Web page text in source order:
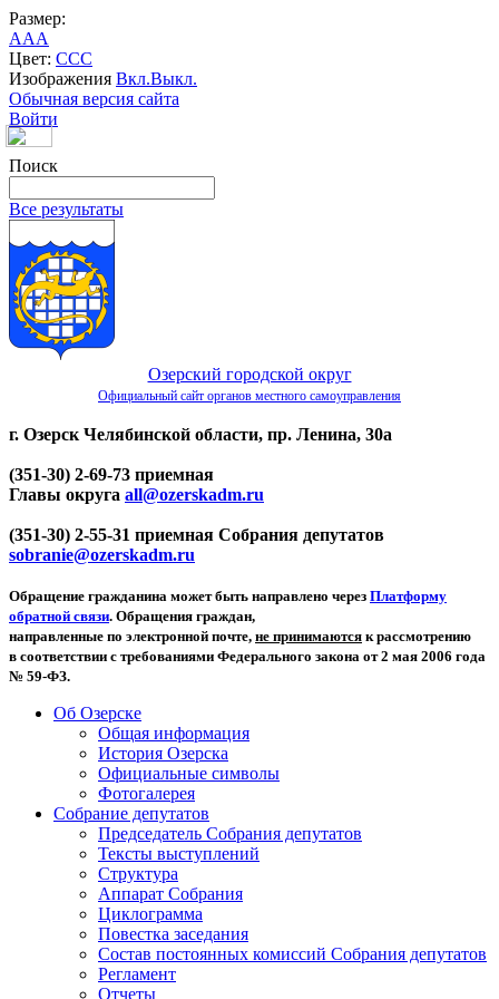
Размер:
AAA
Цвет: CCC
Изображения Вкл.Выкл.
Обычная версия сайта
Войти
Поиск
Все результаты
Озерский городской округ
Официальный сайт органов местного самоуправления
г. Озерск Челябинской области, пр. Ленина, 30а
(351-30) 2-69-73 приемная
Главы округа all@ozerskadm.ru
(351-30) 2-55-31 приемная Собрания депутатов
sobranie@ozerskadm.ru
Обращение гражданина может быть направлено через Платформу
обратной связи. Обращения граждан,
направленные по электронной почте, не принимаются к рассмотрению
в соответствии с требованиями Федерального закона от 2 мая 2006 года
№ 59-ФЗ.
Об Озерске
Общая информация
История Озерска
Официальные символы
Фотогалерея
Собрание депутатов
Председатель Собрания депутатов
Тексты выступлений
Структура
Аппарат Собрания
Циклограмма
Повестка заседания
Состав постоянных комиссий Собрания депутатов
Регламент
Отчеты